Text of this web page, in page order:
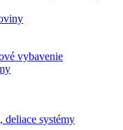
vybavenie
deliace systémy